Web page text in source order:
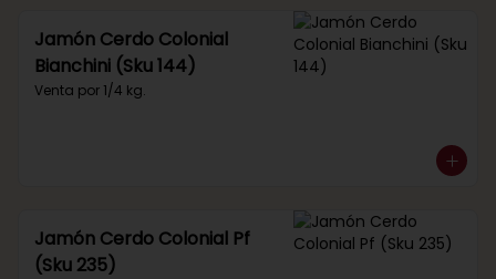
Jamón Cerdo Colonial
Bianchini (Sku 144)
Venta por 1/4 kg.
Jamón Cerdo Colonial Pf
(Sku 235)